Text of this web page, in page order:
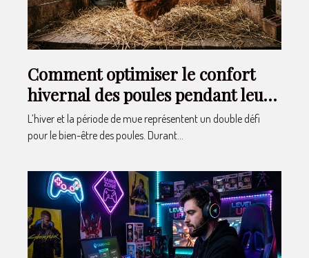
Comment optimiser le confort
hivernal des poules pendant leur
mue ?
L’hiver et la période de mue représentent un double défi
pour le bien-être des poules. Durant...